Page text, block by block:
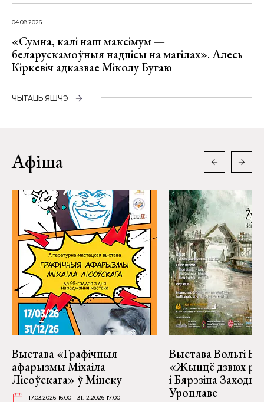
04.08.2026
«Сумна, калі наш максімум —
беларускамоўныя надпісы на магілах». Алесь
Кіркевіч адказвае Міколу Бугаю
ЧЫТАЦЬ ЯШЧЭ
Афіша
Выстава «Графічныя
афарызмы Міхаіла
Лісоўскага» ў Мінску
17.03.2026 16:00 - 31.12.2026 17:00
Выстава Вольгі
«Жыццё дзвюх
і Бярэзіна
Уроцлаве